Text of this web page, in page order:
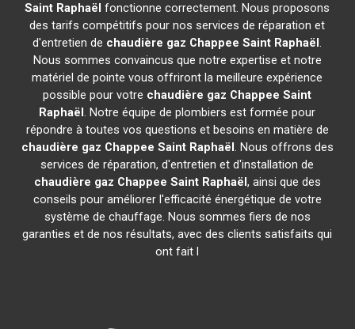
Saint Raphaël fonctionne correctement. Nous proposons
des tarifs compétitifs pour nos services de réparation et
d'entretien de chaudière gaz Chappee Saint Raphaël.
Nous sommes convaincus que notre expertise et notre
matériel de pointe vous offriront la meilleure expérience
possible pour votre chaudière gaz Chappee Saint
Raphaël. Notre équipe de plombiers est formée pour
répondre à toutes vos questions et besoins en matière de
chaudière gaz Chappee Saint Raphaël. Nous offrons des
services de réparation, d'entretien et d'installation de
chaudière gaz Chappee Saint Raphaël, ainsi que des
conseils pour améliorer l'efficacité énergétique de votre
système de chauffage. Nous sommes fiers de nos
garanties et de nos résultats, avec des clients satisfaits qui
ont fait l